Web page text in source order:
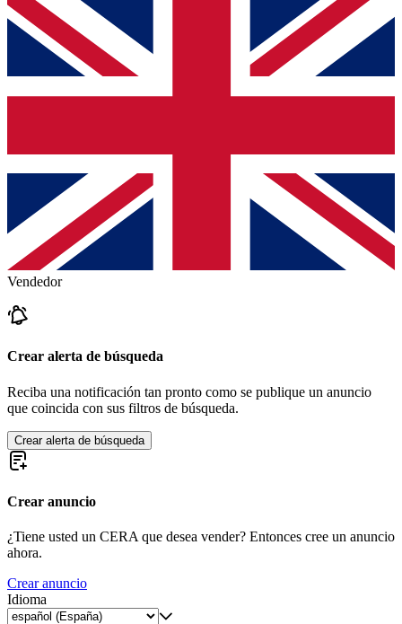
Vendedor
Crear alerta de búsqueda
Reciba una notificación tan pronto como se publique un anuncio
que coincida con sus filtros de búsqueda.
Crear alerta de búsqueda
Crear anuncio
¿Tiene usted un CERA que desea vender? Entonces cree un anuncio
ahora.
Crear anuncio
Idioma